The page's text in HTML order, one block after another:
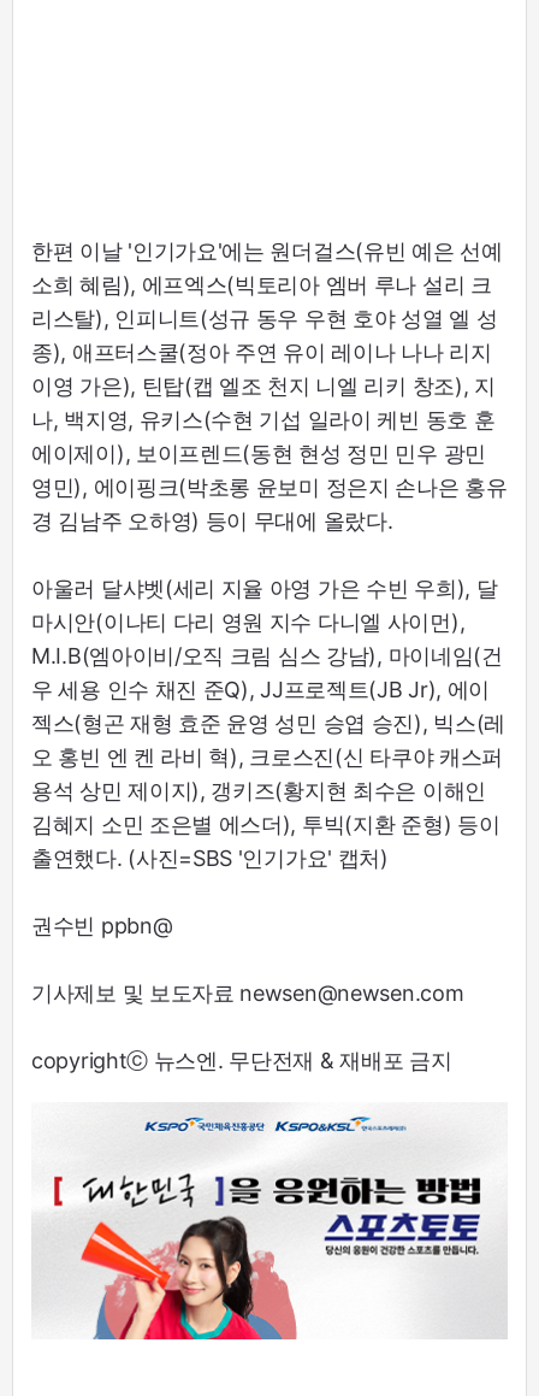
한편 이날 '인기가요'에는 원더걸스(유빈 예은 선예
소희 혜림), 에프엑스(빅토리아 엠버 루나 설리 크
리스탈), 인피니트(성규 동우 우현 호야 성열 엘 성
종), 애프터스쿨(정아 주연 유이 레이나 나나 리지
이영 가은), 틴탑(캡 엘조 천지 니엘 리키 창조), 지
나, 백지영, 유키스(수현 기섭 일라이 케빈 동호 훈
에이제이), 보이프렌드(동현 현성 정민 민우 광민
영민), 에이핑크(박초롱 윤보미 정은지 손나은 홍유
경 김남주 오하영) 등이 무대에 올랐다.
아울러 달샤벳(세리 지율 아영 가은 수빈 우희), 달
마시안(이나티 다리 영원 지수 다니엘 사이먼),
M.I.B(엠아이비/오직 크림 심스 강남), 마이네임(건
우 세용 인수 채진 준Q), JJ프로젝트(JB Jr), 에이
젝스(형곤 재형 효준 윤영 성민 승엽 승진), 빅스(레
오 홍빈 엔 켄 라비 혁), 크로스진(신 타쿠야 캐스퍼
용석 상민 제이지), 갱키즈(황지현 최수은 이해인
김혜지 소민 조은별 에스더), 투빅(지환 준형) 등이
출연했다. (사진=SBS '인기가요' 캡처)
권수빈 ppbn@
기사제보 및 보도자료 newsen@newsen.com
copyrightⓒ 뉴스엔. 무단전재 & 재배포 금지